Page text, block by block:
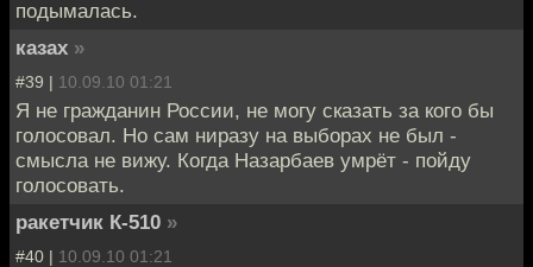
подымалась.
казах »
#39 | 10.09.10 01:21
Я не гражданин России, не могу сказать за кого бы
голосовал. Но сам ниразу на выборах не был -
смысла не вижу. Когда Назарбаев умрёт - пойду
голосовать.
ракетчик К-510 »
#40 | 10.09.10 01:21